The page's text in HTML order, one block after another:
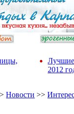
Лучшие
2012
Новости >>